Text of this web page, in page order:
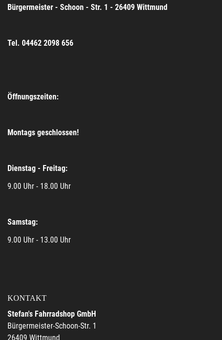
Bürgermeister - Schoon - Str. 1 - 26409 Wittmund
Tel. 04462 2098 656
Öffnungszeiten:
Montags geschlossen!
Dienstag - Freitag:
9.00 Uhr - 18.00 Uhr
Samstag:
9.00 Uhr - 13.00 Uhr
KONTAKT
Stefan's Fahrradshop GmbH
Bürgermeister-Schoon-Str. 1
26409 Wittmund